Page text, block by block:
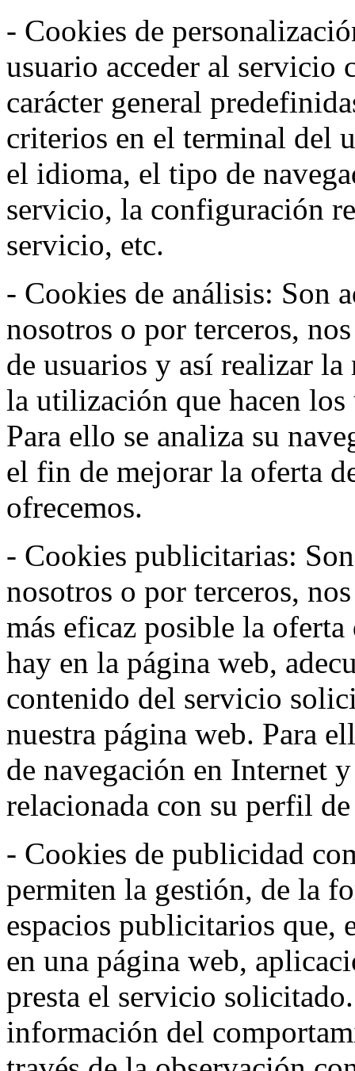
- Cookies de
usuario acceder al servicio
carácter general
criterios en el terminal del
el idioma, el tipo de
servicio, la configuración
servicio, etc.
- Cookies de análisis: Son
nosotros o por terceros,
de usuarios y así realizar
la utilización que hacen
Para ello se analiza su
el fin de mejorar la oferta
ofrecemos.
- Cookies publicitarias:
nosotros o por terceros,
más eficaz posible la
hay en la página web,
contenido del servicio
nuestra página web. Para
de navegación en Internet
relacionada con su perfil
- Cookies de publicidad
permiten la gestión, de la
espacios publicitarios que,
en una página web,
presta el servicio
información del